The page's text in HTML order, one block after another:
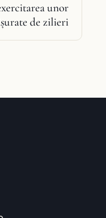
unor
de zilieri